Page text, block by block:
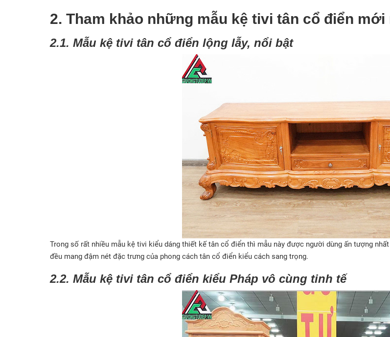
2. Tham khảo những mẫu kệ tivi tân cổ điển mới
2.1. Mẫu kệ tivi tân cổ điển lộng lẫy, nổi bật
Trong số rất nhiều mẫu kệ tivi kiểu dáng thiết kế tân cổ điển thì mẫu này được người dùng ấn tượng
đều mang đậm nét đặc trưng của phong cách tân cổ điển kiểu cách sang trọng.
2.2. Mẫu kệ tivi tân cổ điển kiểu Pháp vô cùng tinh tế